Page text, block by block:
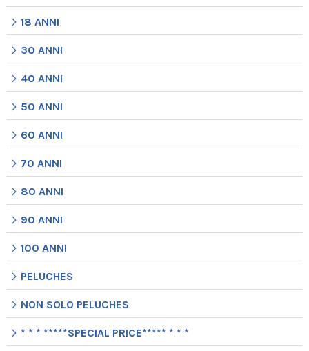
18 ANNI
30 ANNI
40 ANNI
50 ANNI
60 ANNI
70 ANNI
80 ANNI
90 ANNI
100 ANNI
PELUCHES
NON SOLO PELUCHES
* * * *****SPECIAL PRICE***** * * *